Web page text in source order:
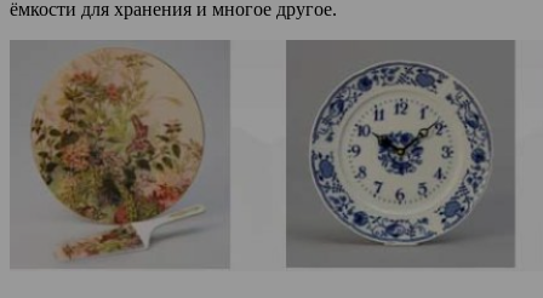
ёмкости для хранения и многое другое.